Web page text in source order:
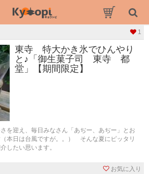
1
東寺 特大かき氷でひんやり
と♪「御生菓子司 東寺 都
堂」【期間限定】
を迎え、毎日みなさん「あぢー、あぢー」とお
本日は台風ですが。。） そんな夏にピッタリ
したい思います。
お気に入り